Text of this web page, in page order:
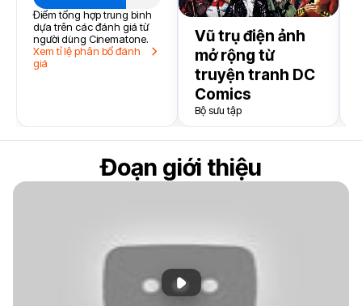
Điểm tổng hợp trung bình
dựa trên các đánh giá từ
người dùng Cinematone.
Xem tỉ lệ phân bổ đánh
giá
Vũ trụ điện ảnh
mở rộng từ
truyện tranh DC
Comics
Bộ sưu tập
Đoạn giới thiệu
Phát đoạn giới thiệu